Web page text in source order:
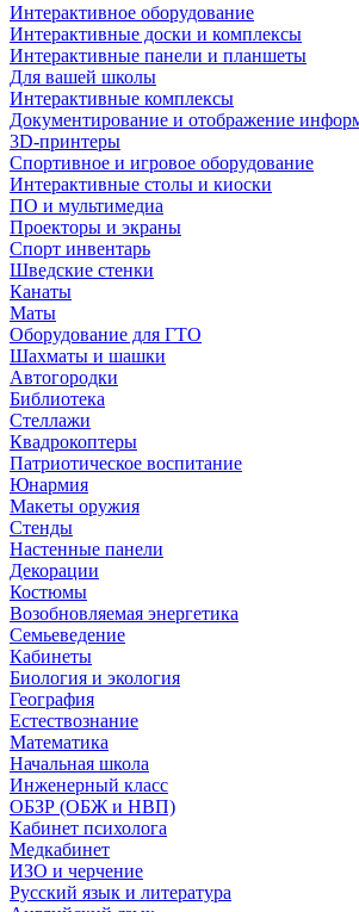
Интерактивное оборудование
Интерактивные доски и комплексы
Интерактивные панели и планшеты
Для вашей школы
Интерактивные комплексы
Документирование и отображение
3D-принтеры
Спортивное и игровое оборудование
Интерактивные столы и киоски
ПО и мультимедиа
Проекторы и экраны
Спорт инвентарь
Шведские стенки
Канаты
Маты
Оборудование для ГТО
Шахматы и шашки
Автогородки
Библиотека
Стеллажи
Квадрокоптеры
Патриотическое воспитание
Юнармия
Макеты оружия
Стенды
Настенные панели
Декорации
Костюмы
Возобновляемая энергетика
Семьеведение
Кабинеты
Биология и экология
География
Естествознание
Математика
Начальная школа
Инженерный класс
ОБЗР (ОБЖ и НВП)
Кабинет психолога
Медкабинет
ИЗО и черчение
Русский язык и литература